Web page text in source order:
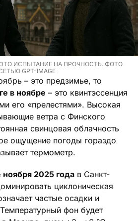
ЭТО ИСПЫТАНИЕ НА ПРОЧНОСТЬ. ФОТО
GPT-IMAGE
– это предзимье, то
в ноябре – это квинтэссенция
его «прелестями». Высокая
ветра с Финского
свинцовая облачность
ощущение погоды гораздо
термометр.
2025 года в Санкт-
циклоническая
частые осадки и
фон будет